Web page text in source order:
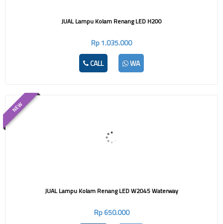
JUAL Lampu Kolam Renang LED H200
Rp 1.035.000
CALL
WA
NEW
JUAL Lampu Kolam Renang LED W2045 Waterway
Rp 650.000